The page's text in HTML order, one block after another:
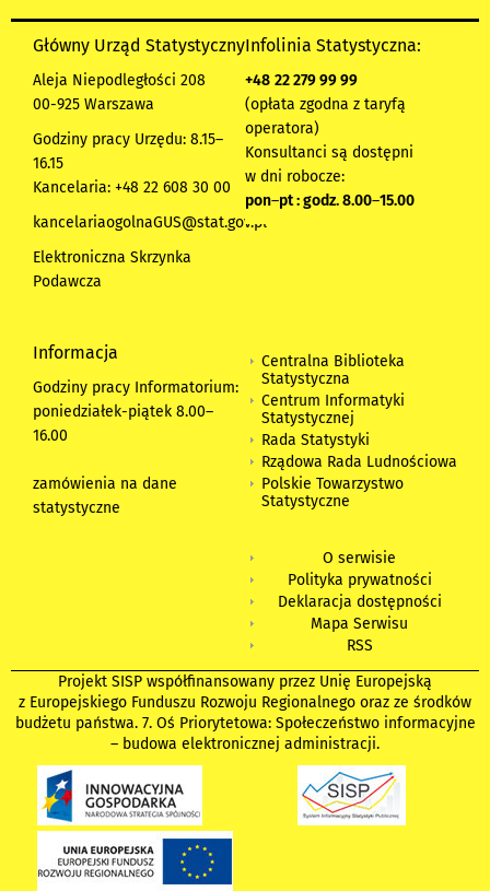
Główny Urząd Statystyczny
Aleja Niepodległości 208
00-925 Warszawa
Godziny pracy Urzędu: 8.15–
16.15
Kancelaria: +48 22 608 30 00
kancelariaogolnaGUS@stat.gov.pl
Elektroniczna Skrzynka
Podawcza
Infolinia Statystyczna:
+48 22 279 99 99
(opłata zgodna z taryfą
operatora)
Konsultanci są dostępni
w dni robocze:
pon–pt : godz. 8.00–15.00
Informacja
Godziny pracy Informatorium:
poniedziałek-piątek 8.00–
16.00
zamówienia na dane
statystyczne
Centralna Biblioteka
Statystyczna
Centrum Informatyki
Statystycznej
Rada Statystyki
Rządowa Rada Ludnościowa
Polskie Towarzystwo
Statystyczne
O serwisie
Polityka prywatności
Deklaracja dostępności
Mapa Serwisu
RSS
Projekt SISP współfinansowany przez Unię Europejską
z Europejskiego Funduszu Rozwoju Regionalnego oraz ze środków
budżetu państwa. 7. Oś Priorytetowa: Społeczeństwo informacyjne
– budowa elektronicznej administracji.